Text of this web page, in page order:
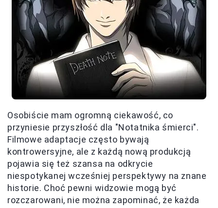
Osobiście mam ogromną ciekawość, co
przyniesie przyszłość dla "Notatnika śmierci".
Filmowe adaptacje często bywają
kontrowersyjne, ale z każdą nową produkcją
pojawia się też szansa na odkrycie
niespotykanej wcześniej perspektywy na znane
historie. Choć pewni widzowie mogą być
rozczarowani, nie można zapominać, że każda